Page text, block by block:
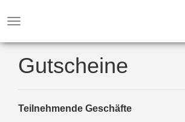
Toggle
WITTINGEN
Gutscheine
Teilnehmende Geschäfte